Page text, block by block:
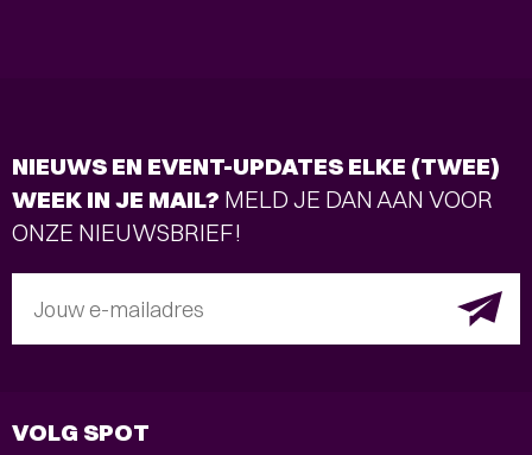
NIEUWS EN EVENT-UPDATES ELKE (TWEE)
WEEK IN JE MAIL? MELD JE DAN AAN VOOR
ONZE NIEUWSBRIEF!
Jouw e-mailadres
VOLG SPOT